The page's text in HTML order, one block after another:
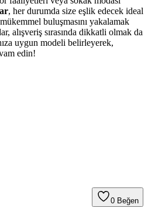
, her durumda size eşlik edecek ideal
buluşmasını yakalamak
alışveriş sırasında dikkatli olmak da
uygun modeli belirleyerek,
edin!
0 Beğen